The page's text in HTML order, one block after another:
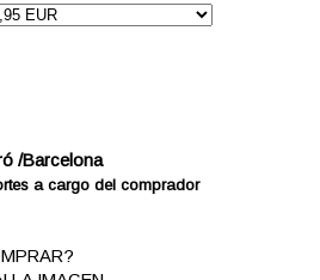
/Barcelona
a cargo del comprador